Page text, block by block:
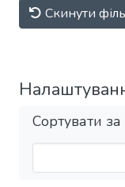
Скинути
Сортувати за